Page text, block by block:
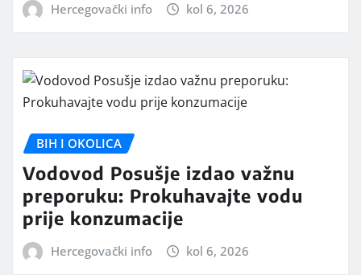
Hercegovački info kol 6, 2026
BIH I OKOLICA
Vodovod Posušje izdao važnu
preporuku: Prokuhavajte vodu
prije konzumacije
Hercegovački info kol 6, 2026